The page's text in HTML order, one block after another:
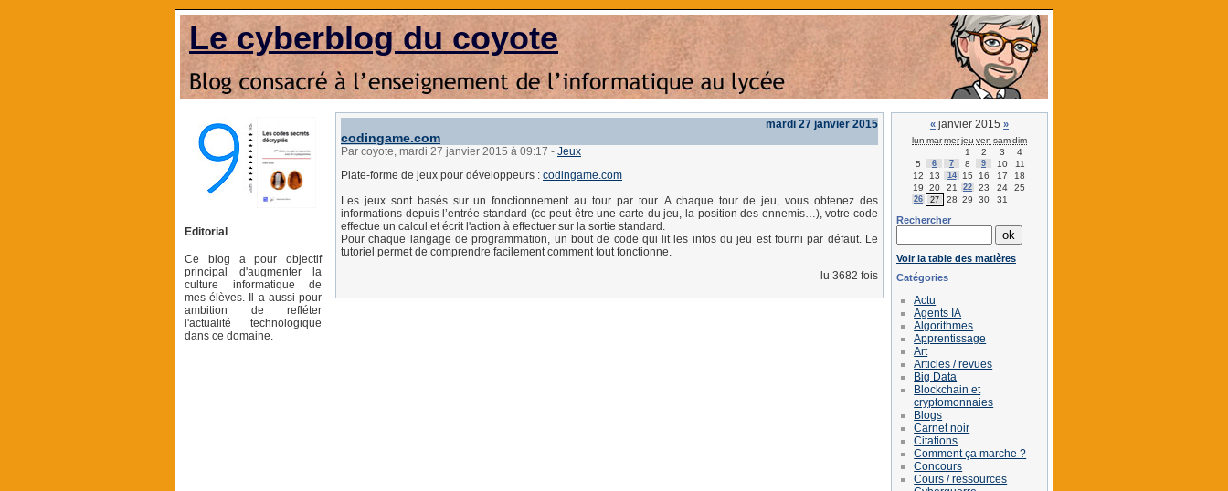
Le cyberblog du coyote
Editorial
Ce blog a pour objectif
principal d'augmenter la
culture informatique de
mes élèves. Il a aussi pour
ambition de refléter
l'actualité technologique
dans ce domaine.
mardi 27 janvier 2015
codingame.com
Par coyote, mardi 27 janvier 2015 à 09:17 - Jeux
Plate-forme de jeux pour développeurs : codingame.com
Les jeux sont basés sur un fonctionnement au tour par tour. A chaque tour de jeu, vous obtenez des
informations depuis l’entrée standard (ce peut être une carte du jeu, la position des ennemis…), votre code
effectue un calcul et écrit l'action à effectuer sur la sortie standard.
Pour chaque langage de programmation, un bout de code qui lit les infos du jeu est fourni par défaut. Le
tutoriel permet de comprendre facilement comment tout fonctionne.
lu 3682 fois
« janvier 2015 »
lun marmerjeu ven samdim
1
2 3
4
5
6 7 8 9 10
11
12
13 14 15 16 17
18
19
20 21 22 23 24 25
26 27 28 29 30 31
Rechercher
Voir la table des matières
Catégories
Actu
Agents IA
Algorithmes
Apprentissage
Art
Articles / revues
Big Data
Blockchain et
cryptomonnaies
Blogs
Carnet noir
Citations
Comment ça marche ?
Concours
Cours / ressources